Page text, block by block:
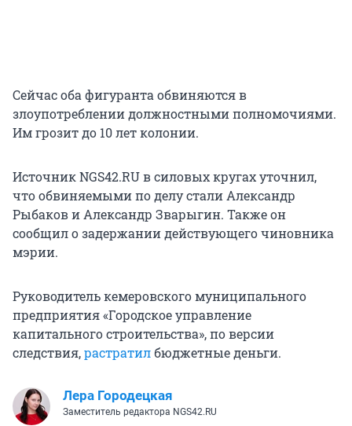
Сейчас оба фигуранта обвиняются в
злоупотреблении должностными полномочиями.
Им грозит до 10 лет колонии.
Источник NGS42.RU в силовых кругах уточнил,
что обвиняемыми по делу стали Александр
Рыбаков и Александр Зварыгин. Также он
сообщил о задержании действующего чиновника
мэрии.
Руководитель кемеровского муниципального
предприятия «Городское управление
капитального строительства», по версии
следствия,растратилбюджетные деньги.
Лера Городецкая
Заместитель редактора NGS42.RU